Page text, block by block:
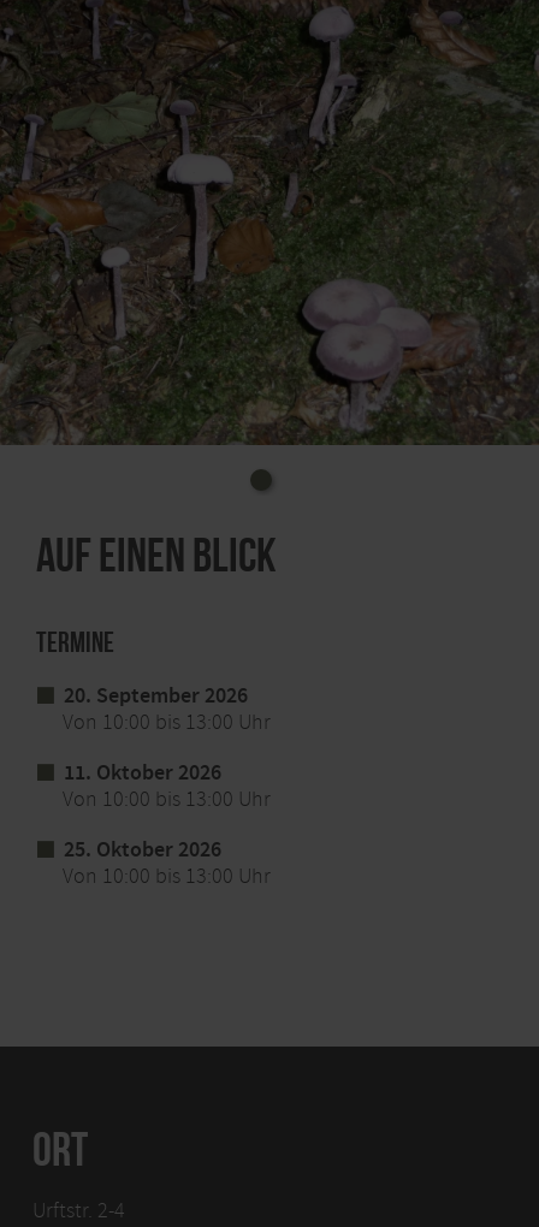
Ort: Nettersheim, Naturzentrum Eifel, Urftstr. 2-4
Info-Tel: 02486. 1246
E-Mail: naturzentrum@nettersheim.de
Auf einen Blick
Termine
20. September 2026
Von 10:00 bis 13:00 Uhr
11. Oktober 2026
Von 10:00 bis 13:00 Uhr
25. Oktober 2026
Von 10:00 bis 13:00 Uhr
ORT
Urftstr. 2-4